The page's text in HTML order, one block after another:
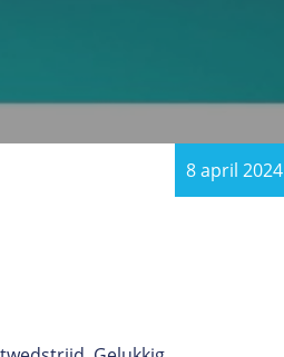
8 april 2024